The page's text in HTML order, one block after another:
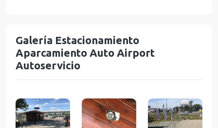
Galería Estacionamiento
Aparcamiento Auto Airport
Autoservicio